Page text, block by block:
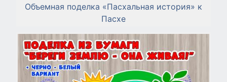
Объемная поделка «Пасхальная история» к
Пасхе